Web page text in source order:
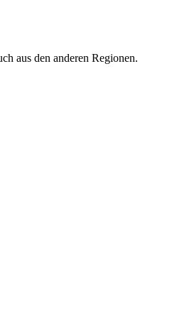
aus den anderen Regionen.